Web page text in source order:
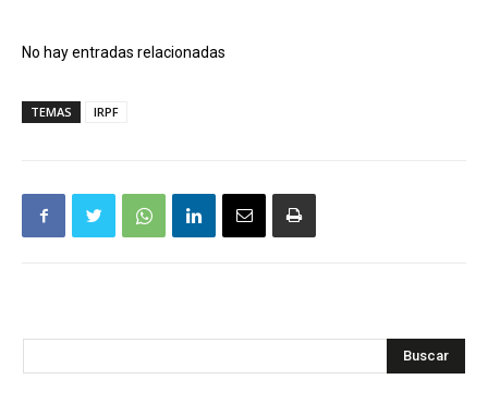
No hay entradas relacionadas
TEMAS IRPF
Buscar